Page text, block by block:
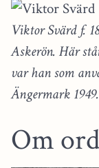
Viktor Svärd f.
Askerön. Här
var han som
Ängermark 1949.
Om